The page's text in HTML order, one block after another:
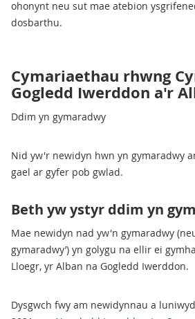
ohonynt neu sut mae atebion
dosbarthu.
Cymariaethau rhwng
Gogledd Iwerddon a'r
Ddim yn gymaradwy
Nid yw'r newidyn hwn yn gymaradwy
gael ar gyfer pob gwlad.
Beth yw ystyr ddim yn
Mae newidyn nad yw'n gymaradwy
gymaradwy’) yn golygu na ellir ei
Lloegr, yr Alban na Gogledd Iwerddon.
Dysgwch fwy am newidynnau a